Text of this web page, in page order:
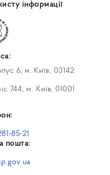
інформації
6, м. Київ, 03142
744, м. Київ, 01001
85-21
пошта: